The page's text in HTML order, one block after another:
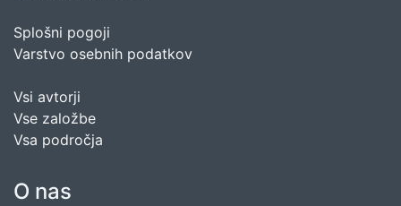
Splošni pogoji
Varstvo osebnih podatkov
Vsi avtorji
Vse založbe
Vsa področja
O nas